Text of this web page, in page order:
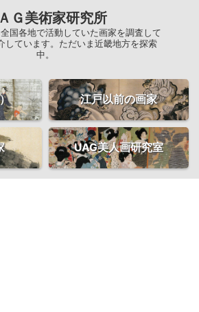
Ｇ美術家研究所
国各地で活動していた画家を調査して
しています。ただいま近畿地方を探索
中。
江戸以前の画家
UAG美人画研究室